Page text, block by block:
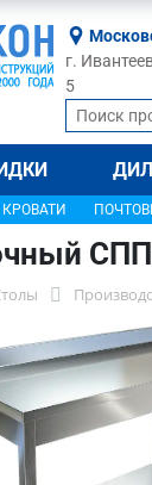
г.
5
КРОВАТИ